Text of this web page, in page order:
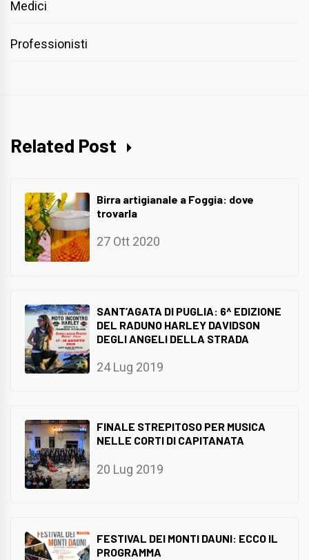
Medici
Professionisti
Related Post
Birra artigianale a Foggia: dove
trovarla
27 Ott 2020
SANT’AGATA DI PUGLIA: 6^ EDIZIONE
DEL RADUNO HARLEY DAVIDSON
DEGLI ANGELI DELLA STRADA
24 Lug 2019
FINALE STREPITOSO PER MUSICA
NELLE CORTI DI CAPITANATA
20 Lug 2019
FESTIVAL DEI MONTI DAUNI: ECCO IL
PROGRAMMA